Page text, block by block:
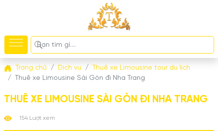
Trang chủ Dịch vụ
Thuê xe Limousine tour du lịch
Thuê xe Limousine Sài Gòn đi Nha Trang
THUÊ XE LIMOUSINE SÀI GÒN ĐI NHA TRANG
154 Lượt xem